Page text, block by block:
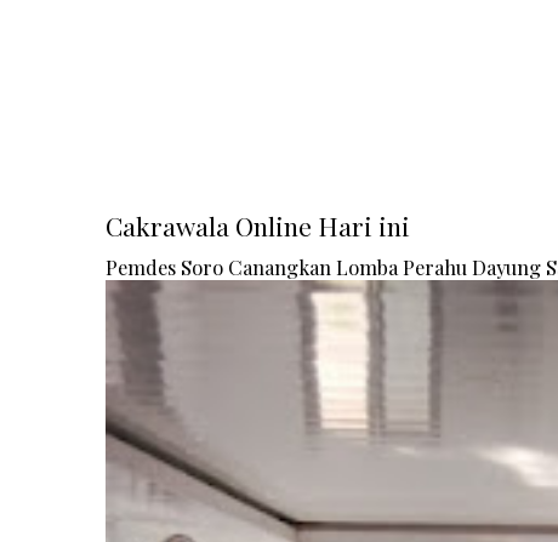
Cakrawala Online Hari ini
Pemdes Soro Canangkan Lomba Perahu Dayung